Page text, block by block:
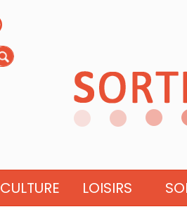
CULTURE LOISIRS